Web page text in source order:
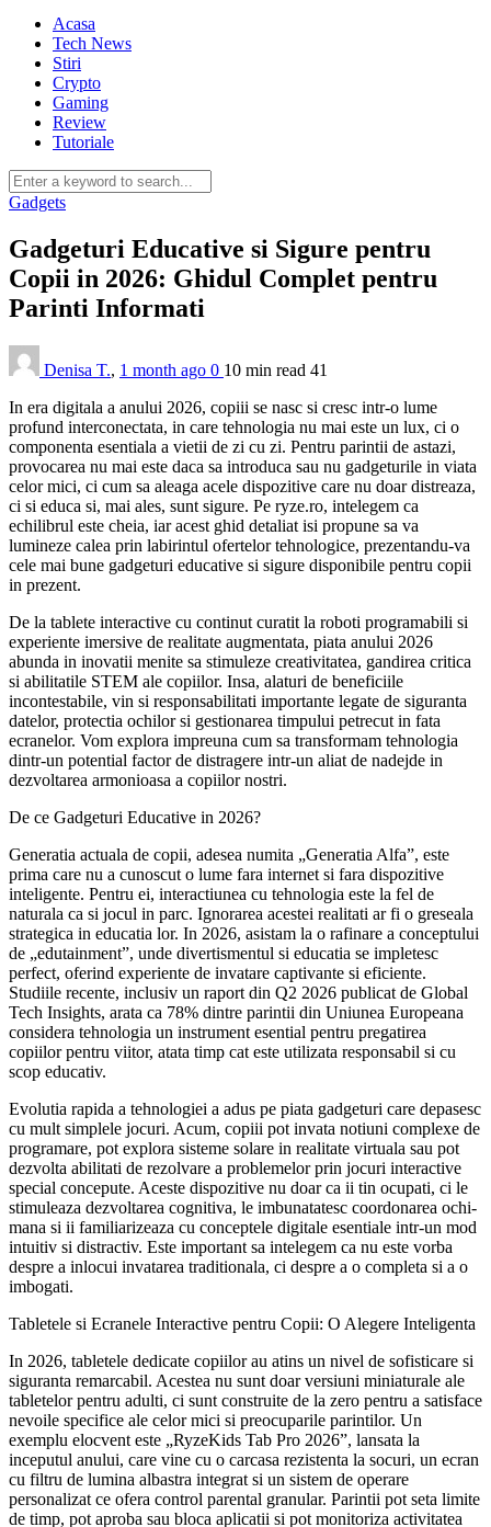
Acasa
Tech News
Stiri
Crypto
Gaming
Review
Tutoriale
Gadgets
Gadgeturi Educative si Sigure pentru
Copii in 2026: Ghidul Complet pentru
Parinti Informati
Denisa T., 1 month ago 0 10 min read 41
In era digitala a anului 2026, copiii se nasc si cresc intr-o lume
profund interconectata, in care tehnologia nu mai este un lux, ci o
componenta esentiala a vietii de zi cu zi. Pentru parintii de astazi,
provocarea nu mai este daca sa introduca sau nu gadgeturile in viata
celor mici, ci cum sa aleaga acele dispozitive care nu doar distreaza,
ci si educa si, mai ales, sunt sigure. Pe ryze.ro, intelegem ca
echilibrul este cheia, iar acest ghid detaliat isi propune sa va
lumineze calea prin labirintul ofertelor tehnologice, prezentandu-va
cele mai bune gadgeturi educative si sigure disponibile pentru copii
in prezent.
De la tablete interactive cu continut curatit la roboti programabili si
experiente imersive de realitate augmentata, piata anului 2026
abunda in inovatii menite sa stimuleze creativitatea, gandirea critica
si abilitatile STEM ale copiilor. Insa, alaturi de beneficiile
incontestabile, vin si responsabilitati importante legate de siguranta
datelor, protectia ochilor si gestionarea timpului petrecut in fata
ecranelor. Vom explora impreuna cum sa transformam tehnologia
dintr-un potential factor de distragere intr-un aliat de nadejde in
dezvoltarea armonioasa a copiilor nostri.
De ce Gadgeturi Educative in 2026?
Generatia actuala de copii, adesea numita „Generatia Alfa”, este
prima care nu a cunoscut o lume fara internet si fara dispozitive
inteligente. Pentru ei, interactiunea cu tehnologia este la fel de
naturala ca si jocul in parc. Ignorarea acestei realitati ar fi o greseala
strategica in educatia lor. In 2026, asistam la o rafinare a conceptului
de „edutainment”, unde divertismentul si educatia se impletesc
perfect, oferind experiente de invatare captivante si eficiente.
Studiile recente, inclusiv un raport din Q2 2026 publicat de Global
Tech Insights, arata ca 78% dintre parintii din Uniunea Europeana
considera tehnologia un instrument esential pentru pregatirea
copiilor pentru viitor, atata timp cat este utilizata responsabil si cu
scop educativ.
Evolutia rapida a tehnologiei a adus pe piata gadgeturi care depasesc
cu mult simplele jocuri. Acum, copiii pot invata notiuni complexe de
programare, pot explora sisteme solare in realitate virtuala sau pot
dezvolta abilitati de rezolvare a problemelor prin jocuri interactive
special concepute. Aceste dispozitive nu doar ca ii tin ocupati, ci le
stimuleaza dezvoltarea cognitiva, le imbunatatesc coordonarea ochi-
mana si ii familiarizeaza cu conceptele digitale esentiale intr-un mod
intuitiv si distractiv. Este important sa intelegem ca nu este vorba
despre a inlocui invatarea traditionala, ci despre a o completa si a o
imbogati.
Tabletele si Ecranele Interactive pentru Copii: O Alegere Inteligenta
In 2026, tabletele dedicate copiilor au atins un nivel de sofisticare si
siguranta remarcabil. Acestea nu sunt doar versiuni miniaturale ale
tabletelor pentru adulti, ci sunt construite de la zero pentru a satisface
nevoile specifice ale celor mici si preocuparile parintilor. Un
exemplu elocvent este „RyzeKids Tab Pro 2026”, lansata la
inceputul anului, care vine cu o carcasa rezistenta la socuri, un ecran
cu filtru de lumina albastra integrat si un sistem de operare
personalizat ce ofera control parental granular. Parintii pot seta limite
de timp, pot aproba sau bloca aplicatii si pot monitoriza activitatea